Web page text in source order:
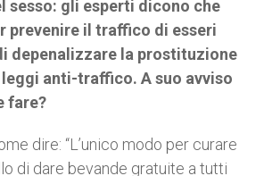
sesso: gli esperti dicono che
prevenire il traffico di esseri
depenalizzare la prostituzione
anti-traffico. A suo avviso
fare?
dire: “L’unico modo per curare
di dare bevande gratuite a tutti